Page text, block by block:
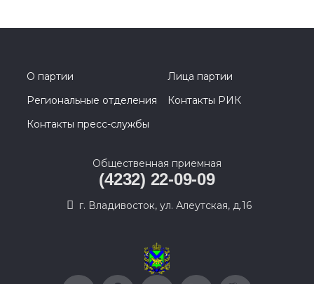
О партии
Лица партии
Региональные отделения
Контакты РИК
Контакты пресс-службы
Общественная приемная
(4232) 22-09-09
г. Владивосток, ул. Алеутская, д.16